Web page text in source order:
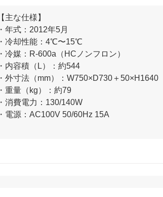
【主な仕様】
・年式：2012年5月
・冷却性能：4℃〜15℃
・冷媒：R-600a（HCノンフロン）
・内容積（L）：約544
・外寸法（mm）：W750×D730＋50×H1640
・重量（kg）：約79
・消費電力：130/140W
・電源：AC100V 50/60Hz 15A